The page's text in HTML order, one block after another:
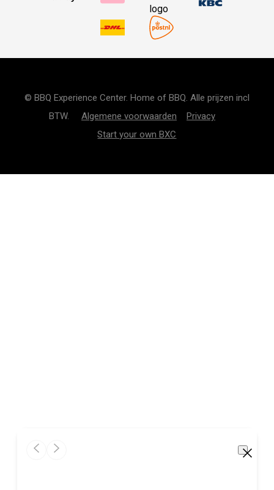
© BBQ Experience Center. Home of BBQ. Alle prijzen incl
BTW. Algemene voorwaarden
Privacy
Start your own BXC